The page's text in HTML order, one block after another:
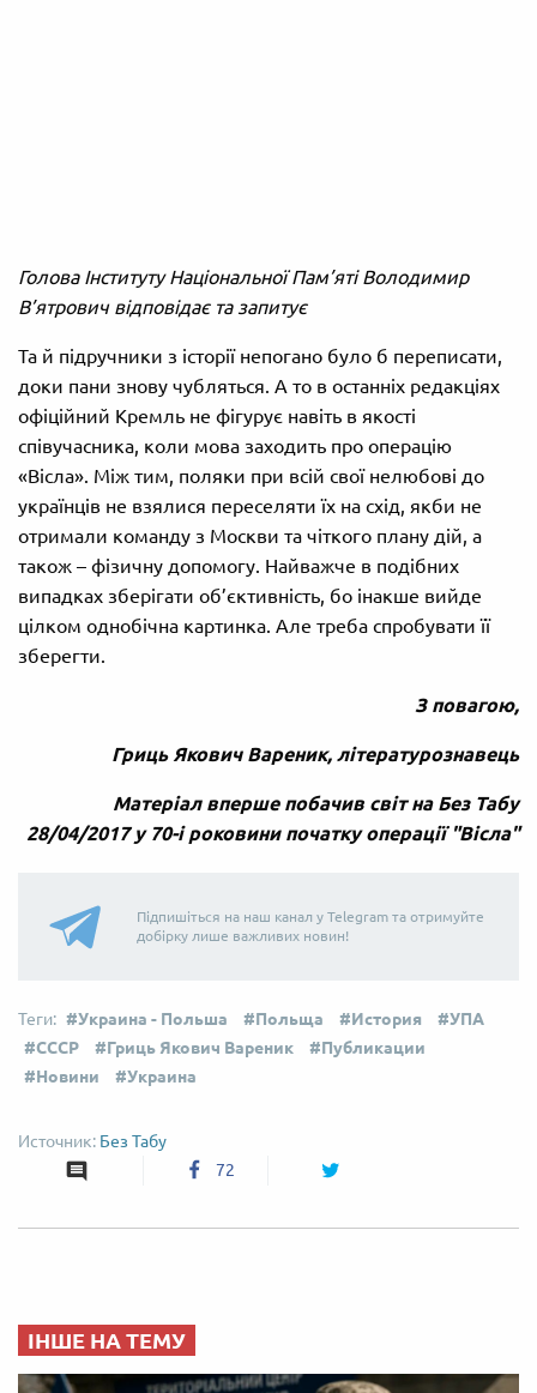
Голова Інституту Національної Пам’яті Володимир
В’ятрович відповідає та запитує
Та й підручники з історії непогано було б переписати,
доки пани знову чубляться. А то в останніх редакціях
офіційний Кремль не фігурує навіть в якості
співучасника, коли мова заходить про операцію
«Вісла». Між тим, поляки при всій свої нелюбові до
українців не взялися переселяти їх на схід, якби не
отримали команду з Москви та чіткого плану дій, а
також – фізичну допомогу. Найважче в подібних
випадках зберігати об’єктивність, бо інакше вийде
цілком однобічна картинка. Але треба спробувати її
зберегти.
З повагою,
Гриць Якович Вареник, літературознавець
Матеріал вперше побачив світ на Без Табу
28/04/2017 у 70-і роковини початку операції "Вісла"
Підпишіться на наш канал у Telegram та отримуйте
добірку лише важливих новин!
Украина - Польша Польща История
УПА
СССР
Гриць Якович Вареник
Публикации
Новини
Украина
Без Табу
72
ІНШЕ НА ТЕМУ